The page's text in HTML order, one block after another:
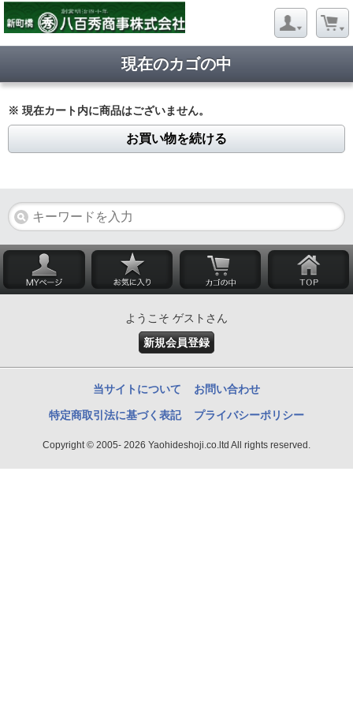
現在のカゴの中
※ 現在カート内に商品はございません。
お買い物を続ける
ようこそ ゲストさん
新規会員登録
当サイトについて お問い合わせ
特定商取引法に基づく表記 プライバシーポリシー
Copyright © 2005- 2026 Yaohideshoji.co.ltd All rights reserved.